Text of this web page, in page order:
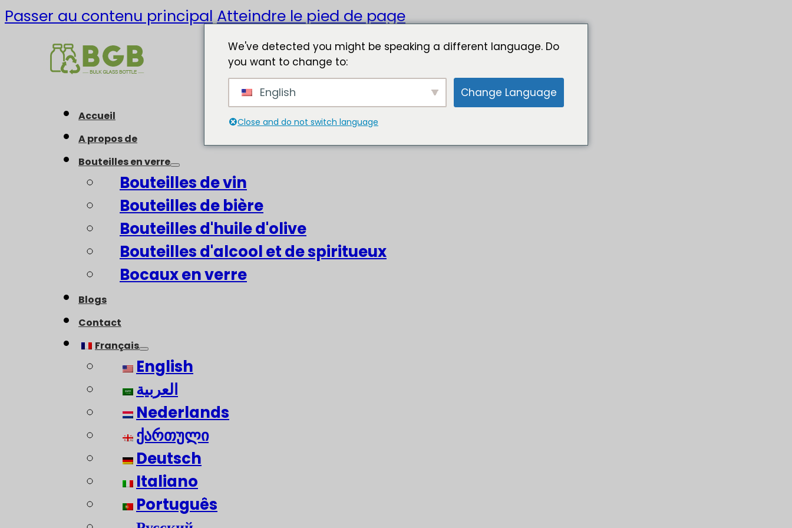
Passer au contenu principalAtteindre le pied de page
Accueil
A propos de
Bouteilles en verre
Bouteilles de vin
Bouteilles de bière
Bouteilles d'huile d'olive
Bouteilles d'alcool et de spiritueux
Bocaux en verre
Blogs
Contact
Français
English
العربية
Nederlands
ქართული
Deutsch
Italiano
Português
We've detected you might be speaking a different language. Do
you want to change to:
English Change Language
Close and do not switch language